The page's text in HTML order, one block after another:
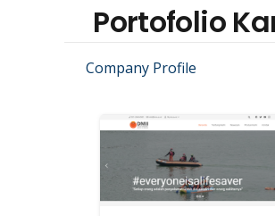
Portofolio
Company Profile